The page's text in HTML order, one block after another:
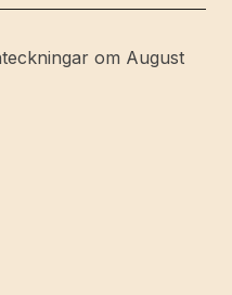
om August